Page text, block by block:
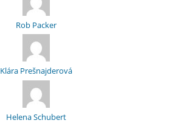
Rob Packer
Klára Prešnajderová
Helena Schubert